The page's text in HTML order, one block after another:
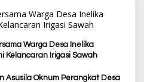
Warga Desa Inelika
Kelancaran Irigasi Sawah
Asusila Oknum Perangkat Desa